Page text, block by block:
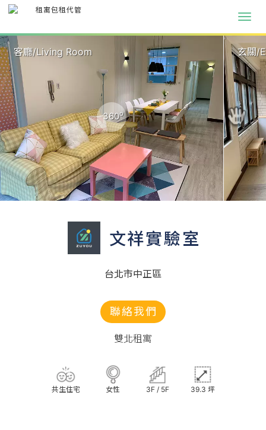
客廳/Living Room
360o
玄關/
文祥實驗室
台北市中正區
聯絡我們
雙北租寓
共生住宅 女性 3F / 5F 39.3 坪